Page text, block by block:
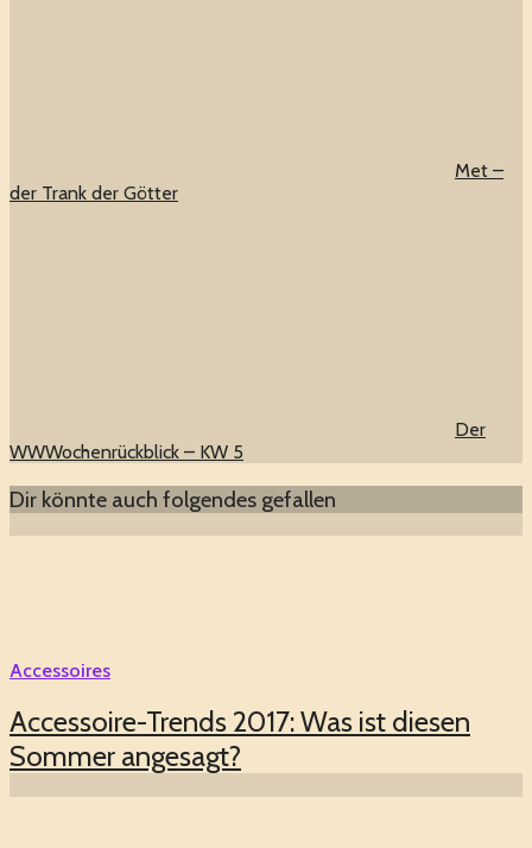
Met –
der Trank der Götter
Der
WWWochenrückblick – KW 5
Dir könnte auch folgendes gefallen
Accessoires
Accessoire-Trends 2017: Was ist diesen
Sommer angesagt?